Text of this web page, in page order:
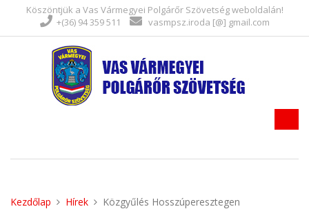
Köszöntjük a Vas Vármegyei Polgárőr Szövetség weboldalán!
+(36) 94 359 511
vasmpsz.iroda [@] gmail.com
Kezdőlap Hírek Közgyűlés Hosszúperesztegen